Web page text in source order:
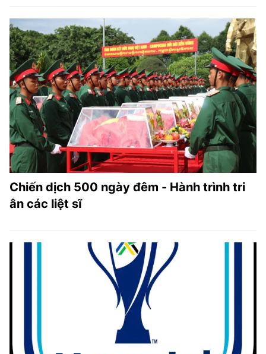
Chiến dịch 500 ngày đêm - Hành trình tri
ân các liệt sĩ